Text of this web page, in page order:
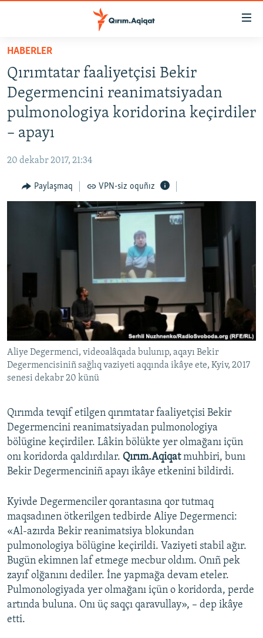
Esas
qaytmaq
Baş
navigatsiyağa
qaytmaq
Qıdıruvğa
SİYASET
İQTİSADİYAT
İNSAN AQLARI
VİDEO
Українською
QOŞULIÑIZ!
HABERLER
Qırımtatar faaliyetçisi Bekir
Degermencini reanimatsiyadan
pulmonologiya koridorina keçirdiler
– apayı
20 dekabr 2017, 21:34
Paylaşmaq VPN-siz oquñız
Aliye Degermenci, videoalâqada bulunıp, aqayı Bekir
Degermencisiniñ sağlıq vaziyeti aqqında ikâye ete, Kyiv, 2017
senesi dekabr 20 künü
Qırımda tevqif etilgen qırımtatar faaliyetçisi Bekir
Degermencini reanimatsiyadan pulmonologiya
bölügine keçirdiler. Lâkin bölükte yer olmağanı içün
onı koridorda qaldırdılar. Qırım.Aqiqatmuhbiri, bunı
Bekir Degermenciniñ apayı ikâye etkenini bildirdi.
Kyivde Degermenciler qorantasına qor tutmaq
maqsadınen ötkerilgen tedbirde Aliye Degermenci:
«Al-azırda Bekir reanimatsiya blokundan
pulmonologiya bölügine keçirildi. Vaziyeti stabil ağır.
Bugün ekimnen laf etmege mecbur oldım. Onıñ pek
zayıf olğanını dediler. İne yapmağa devam eteler.
Pulmonologiyada yer olmağanı içün o koridorda, perde
artında buluna. Onı üç saqçı qaravullay», – dep ikâye
etti.